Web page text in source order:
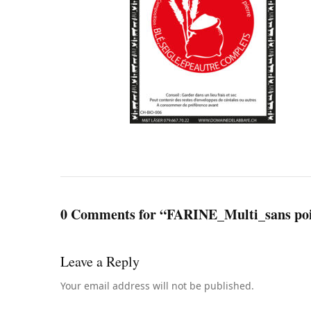
0 Comments for “FARINE_Multi_sans
Leave a Reply
Your email address will not be published.